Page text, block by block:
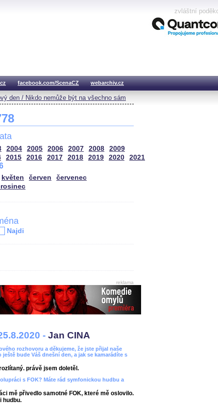
zvláštní
facebook.com/ScenaCZ webarchiv.cz
den / Nikdo nemůže být na všechno sám
2004 2005 2006 2007 2008
2009
2015 2016 2017 2018 2019 2020
2021
květen červen
červenec
Najdi
reklama
- Jan CINA
rozhovoru a děkujeme, že jste přijal naše
bude Váš dnešní den, a jak se kamarádíte s
právě jsem doletěl.
s FOK? Máte rád symfonickou hudbu a
mě přivedlo samotné FOK, které mě oslovilo.
hudbu.